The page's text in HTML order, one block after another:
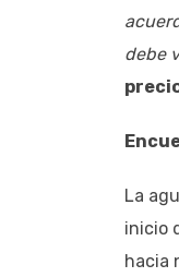
debe
La
inicio
hacia